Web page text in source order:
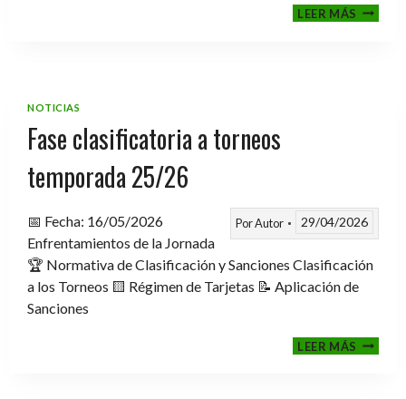
LEER MÁSCENA-
NOTICIAS
Fase clasificatoria a torneos
temporada 25/26
PorAutor 29/04/2026
📅 Fecha: 16/05/2026
Enfrentamientos de la Jornada
🏆 Normativa de Clasificación y Sanciones Clasificación
a los Torneos 🟨 Régimen de Tarjetas 📝 Aplicación de
Sanciones
LEER MÁSFASE